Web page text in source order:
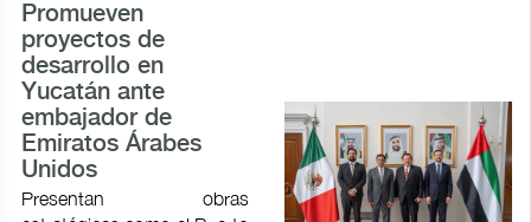
Promueven
proyectos de
desarrollo en
Yucatán ante
embajador de
Emiratos Árabes
Unidos
Presentan obras